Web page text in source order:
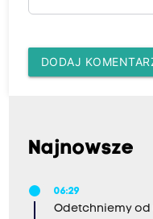
DODAJ
Najnowsze
06:29
Odetchniemy od